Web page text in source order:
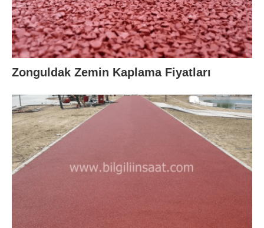
Zonguldak Zemin Kaplama Fiyatları